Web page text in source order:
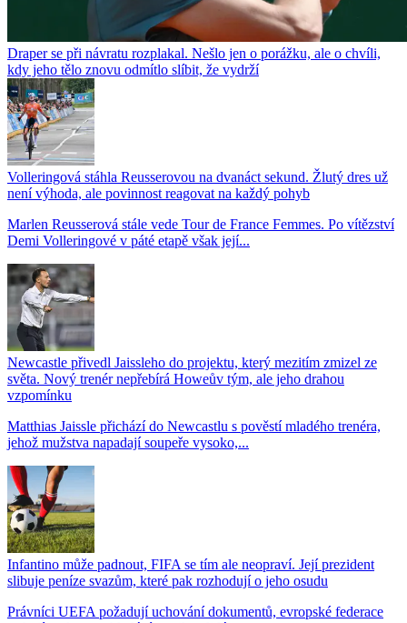
Draper se při návratu rozplakal. Nešlo jen o porážku, ale o chvíli,
kdy jeho tělo znovu odmítlo slíbit, že vydrží
Volleringová stáhla Reusserovou na dvanáct sekund. Žlutý dres už
není výhoda, ale povinnost reagovat na každý pohyb
Marlen Reusserová stále vede Tour de France Femmes. Po vítězství
Demi Volleringové v páté etapě však její...
Newcastle přivedl Jaissleho do projektu, který mezitím zmizel ze
světa. Nový trenér nepřebírá Howeův tým, ale jeho drahou
vzpomínku
Matthias Jaissle přichází do Newcastlu s pověstí mladého trenéra,
jehož mužstva napadají soupeře vysoko,...
Infantino může padnout, FIFA se tím ale neopraví. Její prezident
slibuje peníze svazům, které pak rozhodují o jeho osudu
Právníci UEFA požadují uchování dokumentů, evropské federace